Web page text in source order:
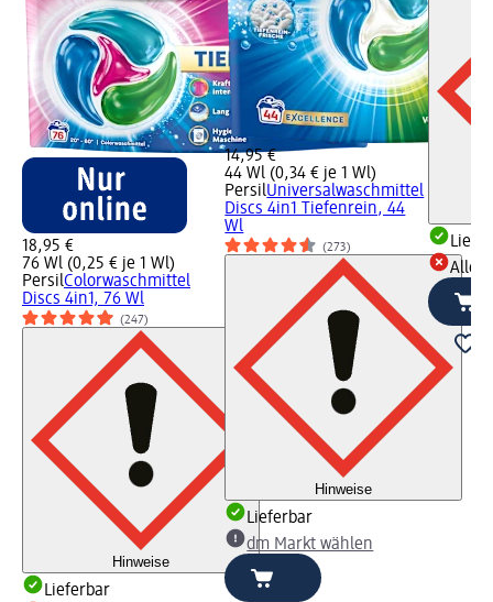
18,95 €
76 Wl (0,25 € je 1 Wl)
PersilColorwaschmittel
Discs 4in1, 76 Wl
(247)
Hinweise
Lieferbar
14,95 €
44 Wl (0,34 € je 1 Wl)
PersilUniversalwaschmittel
Discs 4in1 Tiefenrein, 44
Wl
(273)
Hinweise
Lieferbar
dm Markt wählen
Alle